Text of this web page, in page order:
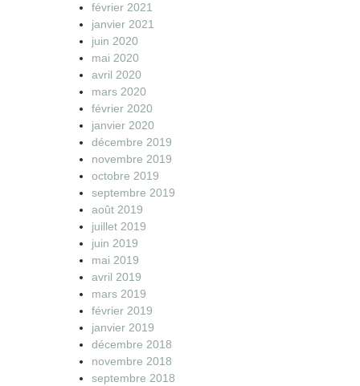
février 2021
janvier 2021
juin 2020
mai 2020
avril 2020
mars 2020
février 2020
janvier 2020
décembre 2019
novembre 2019
octobre 2019
septembre 2019
août 2019
juillet 2019
juin 2019
mai 2019
avril 2019
mars 2019
février 2019
janvier 2019
décembre 2018
novembre 2018
septembre 2018